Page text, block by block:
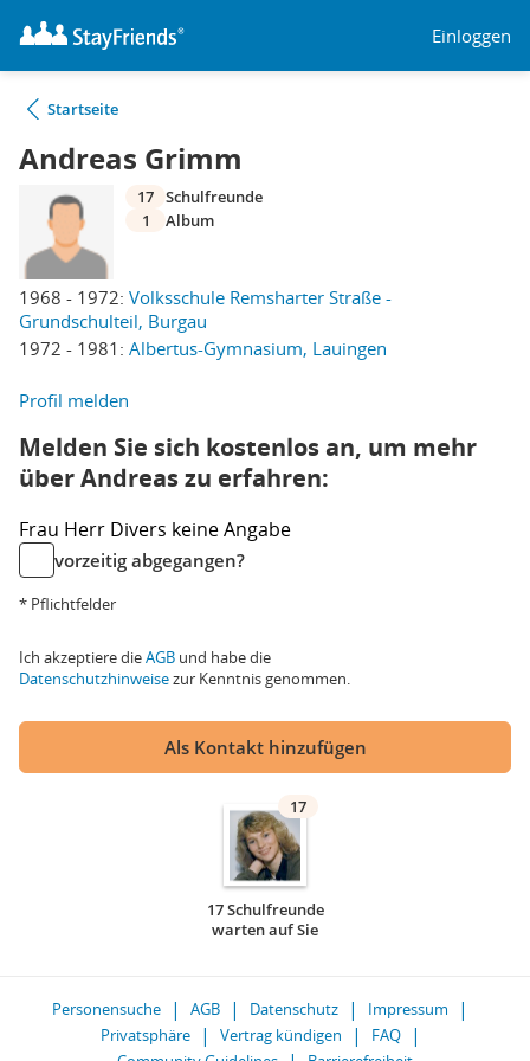
Einloggen
Startseite
Andreas Grimm
1968 - 1972: Volksschule Remsharter Straße -
Grundschulteil, Burgau
1972 - 1981: Albertus-Gymnasium, Lauingen
17 Schulfreunde
1
Album
Profil melden
Melden Sie sich kostenlos an, um mehr
über Andreas zu erfahren:
Frau Herr Divers keine Angabe
vorzeitig abgegangen?
* Pflichtfelder
Ich akzeptiere dieAGB und habe die
Datenschutzhinweisezur Kenntnis genommen.
Als Kontakt hinzufügen
17
17 Schulfreunde
warten auf Sie
Personensuche AGB Datenschutz
Impressum
Privatsphäre
Vertrag kündigen
FAQ